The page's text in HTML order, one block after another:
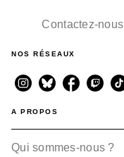
Contactez-nous
NOS RÉSEAUX
A PROPOS
Qui sommes-nous ?